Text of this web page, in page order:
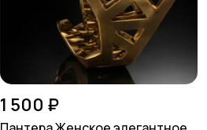
1 500 ₽